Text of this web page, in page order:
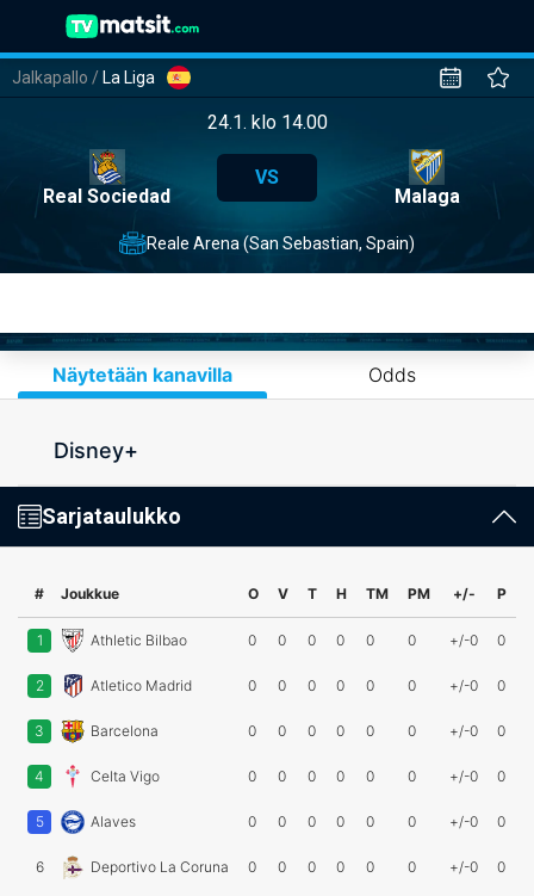
Jalkapallo / La Liga
24.1. klo 14.00
Real Sociedad
VS
Malaga
Reale Arena (San Sebastian, Spain)
Näytetään kanavilla Odds
Disney+
Sarjataulukko
# Joukkue O V T H TM PM +/- P
1 Athletic Bilbao 0 0 0 0 0 0 +/-0 0
2 Atletico Madrid 0 0 0 0 0 0 +/-0 0
3 Barcelona 0 0 0 0 0 0 +/-0 0
4 Celta Vigo 0 0 0 0 0 0 +/-0 0
5 Alaves 0 0 0 0 0 0 +/-0 0
6 Deportivo La Coruna 0 0 0 0 0 0 +/-0 0